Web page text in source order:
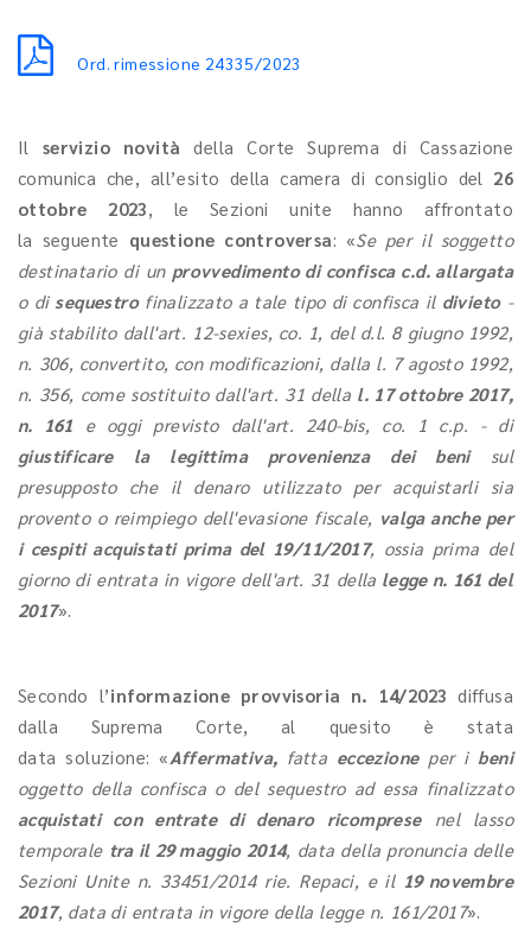
Ord. rimessione 24335/2023
Il servizio novità della Corte Suprema di Cassazione
comunica che, all’esito della camera di consiglio del 26
ottobre 2023, le Sezioni unite hanno affrontato
la seguente questione controversa: «Se per il soggetto
destinatario di un provvedimento di confisca c.d. allargata
o di sequestrofinalizzato a tale tipo di confisca il divieto-
già stabilito dall'art. 12-sexies, co. 1, del d.l. 8 giugno 1992,
n. 306, convertito, con modificazioni, dalla l. 7 agosto 1992,
n. 356, come sostituito dall'art. 31 della l. 17 ottobre 2017,
n. 161 e oggi previsto dall'art. 240-bis, co. 1 c.p. - di
giustificare la legittima provenienza dei beni sul
presupposto che il denaro utilizzato per acquistarli sia
provento o reimpiego dell'evasione fiscale, valga anche per
i cespiti acquistati prima del 19/11/2017, ossia prima del
giorno di entrata in vigore dell'art. 31 della legge n. 161 del
2017».
Secondo l’informazione provvisoria n. 14/2023 diffusa
dalla Suprema Corte, al quesito è stata
data soluzione: «Affermativa, fatta eccezioneper i beni
oggetto della confisca o del sequestro ad essa finalizzato
acquistati con entrate di denaro ricompresenel lasso
temporale tra il 29 maggio 2014, data della pronuncia delle
Sezioni Unite n. 33451/2014 rie. Repaci, e il 19 novembre
2017, data di entrata in vigore della legge n. 161/2017».